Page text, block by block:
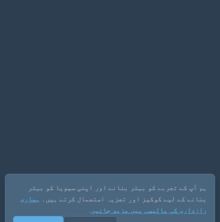
ہم آپ کے تجربے کو بہتر بنانے اور اپنی سیویا کو بہتر
بنانے کے لیے کوکیز اور تجزیہ استعمال کرتے ہیں۔ ہماری
رازداری کی پالیسی میں مزید جانیں.